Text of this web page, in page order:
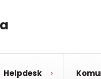
Helpdesk